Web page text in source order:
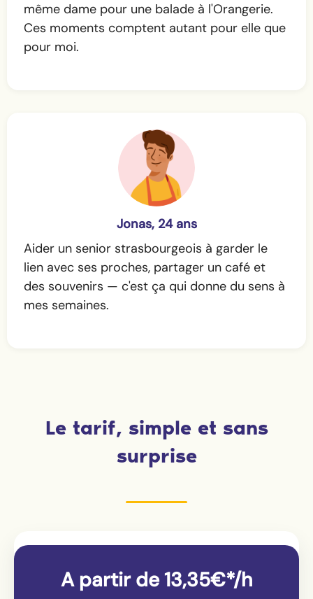
même dame pour une balade à l'Orangerie.
Ces moments comptent autant pour elle que
pour moi.
Jonas, 24 ans
Aider un senior strasbourgeois à garder le
lien avec ses proches, partager un café et
des souvenirs — c'est ça qui donne du sens à
mes semaines.
Le tarif, simple et sans
surprise
A partir de 13,35€*/h